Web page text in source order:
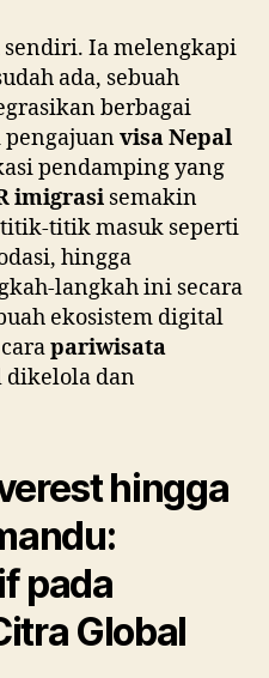
Ia melengkapi
ada, sebuah
berbagai
visa Nepal
pendamping yang
imigrasi semakin
titik masuk seperti
hingga
langkah ini secara
ekosistem digital
pariwisata
dikelola dan
hingga
pada
Global